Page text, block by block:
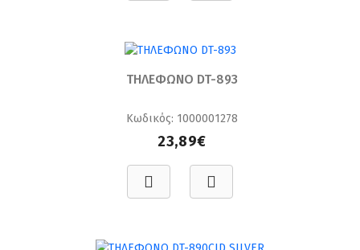
ΤΗΛΕΦΩΝΟ DT-893
Κωδικός: 1000001278
23,89€